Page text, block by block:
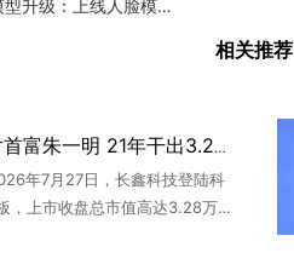
可灵AI平台1.5 模型升级：上线人脸模型功能 新增「标准模
相关推荐
芯片首富朱一明 21年干出3.28万亿市值，却把376亿分给员工
年7月27日，长鑫科技登陆科
，上市收盘总市值高达3.28万